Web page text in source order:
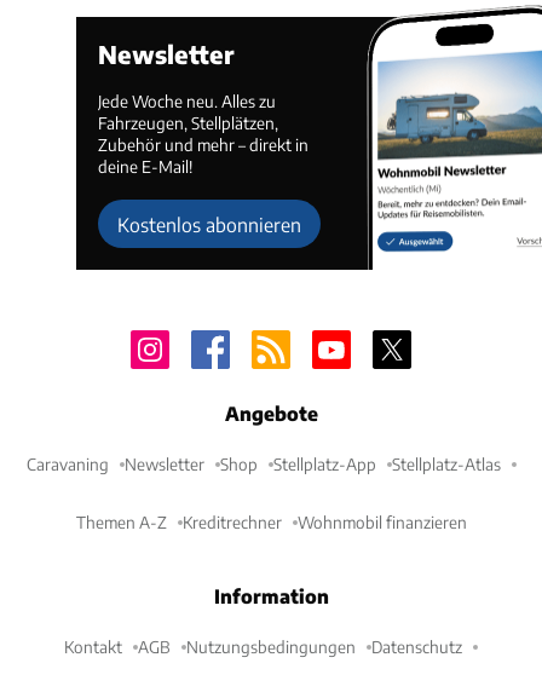
Newsletter
Jede Woche neu. Alles zu
Fahrzeugen, Stellplätzen,
Zubehör und mehr – direkt in
deine E-Mail!
Kostenlos abonnieren
Angebote
Caravaning Newsletter Shop Stellplatz-App Stellplatz-Atlas
Themen A-Z Kreditrechner Wohnmobil finanzieren
Information
Kontakt AGB Nutzungsbedingungen Datenschutz